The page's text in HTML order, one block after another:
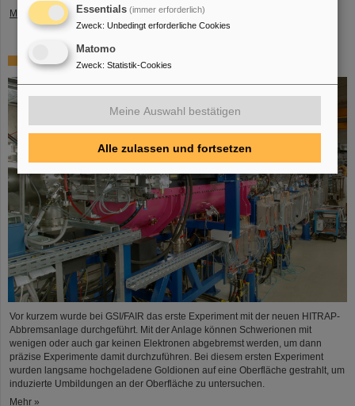
Mehr »
Erstes Experiment mit der HITRAP-Abbremsanlage
Vor kurzem wurde bei GSI/FAIR das erste Experiment mit der neuen HITRAP-
Abbremsanlage durchgeführt. Mit der Anlage können Schwerionen mit
wenigen oder auch gar keinen Elektronen abgebremst werden, um dann
präzise Experimente damit durchzuführen. Bei diesem ersten Experiment
wurden langsame hochgeladene Goldionen auf eine Oberfläche gestrahlt, um
induzierte Umbildungen an der Oberfläche zu untersuchen.
Mehr »
Essentials (immer erforderlich)
Zweck: Unbedingt erforderliche Cookies
Matomo
Zweck: Statistik-Cookies
Meine Auswahl bestätigen
Alle zulassen und fortsetzen